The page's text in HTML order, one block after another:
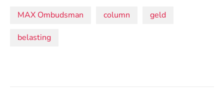
Onderwerpen:
MAX Ombudsman column geld
belasting